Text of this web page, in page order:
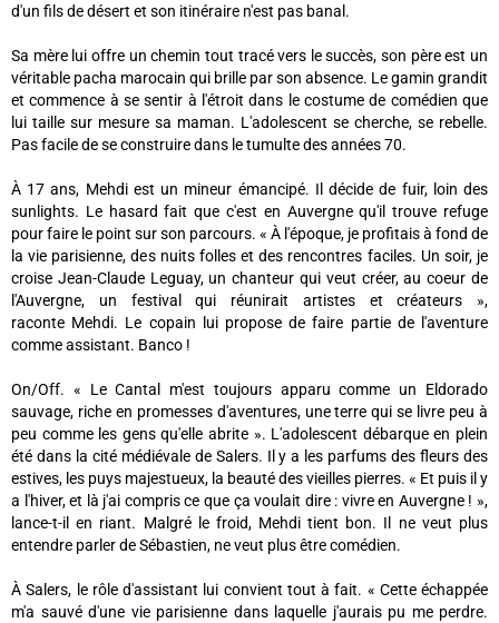
d'un fils de désert et son itinéraire n'est pas banal.
Sa mère lui offre un chemin tout tracé vers le succès, son père est un
véritable pacha marocain qui brille par son absence. Le gamin grandit
et commence à se sentir à l'étroit dans le costume de comédien que
lui taille sur mesure sa maman. L'adolescent se cherche, se rebelle.
Pas facile de se construire dans le tumulte des années 70.
À 17 ans, Mehdi est un mineur émancipé. Il décide de fuir, loin des
sunlights. Le hasard fait que c'est en Auvergne qu'il trouve refuge
pour faire le point sur son parcours. « À l'époque, je profitais à fond de
la vie parisienne, des nuits folles et des rencontres faciles. Un soir, je
croise Jean-Claude Leguay, un chanteur qui veut créer, au coeur de
l'Auvergne, un festival qui réunirait artistes et créateurs »,
raconte Mehdi. Le copain lui propose de faire partie de l'aventure
comme assistant. Banco !
On/Off. « Le Cantal m'est toujours apparu comme un Eldorado
sauvage, riche en promesses d'aventures, une terre qui se livre peu à
peu comme les gens qu'elle abrite ». L'adolescent débarque en plein
été dans la cité médiévale de Salers. Il y a les parfums des fleurs des
estives, les puys majestueux, la beauté des vieilles pierres. « Et puis il y
a l'hiver, et là j'ai compris ce que ça voulait dire : vivre en Auvergne ! »,
lance-t-il en riant. Malgré le froid, Mehdi tient bon. Il ne veut plus
entendre parler de Sébastien, ne veut plus être comédien.
À Salers, le rôle d'assistant lui convient tout à fait. « Cette échappée
m'a sauvé d'une vie parisienne dans laquelle j'aurais pu me perdre.